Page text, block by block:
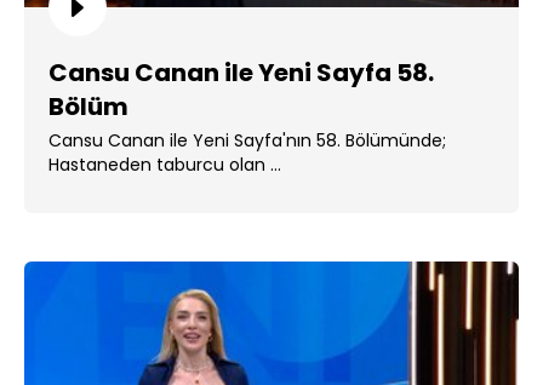
Cansu Canan ile Yeni Sayfa 58.
Bölüm
Cansu Canan ile Yeni Sayfa'nın 58. Bölümünde;
Hastaneden taburcu olan ...